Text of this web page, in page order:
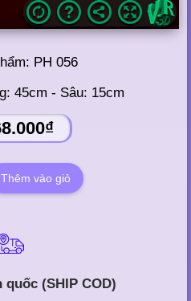
PH 056
45cm - Sâu: 15cm
quốc (SHIP COD)